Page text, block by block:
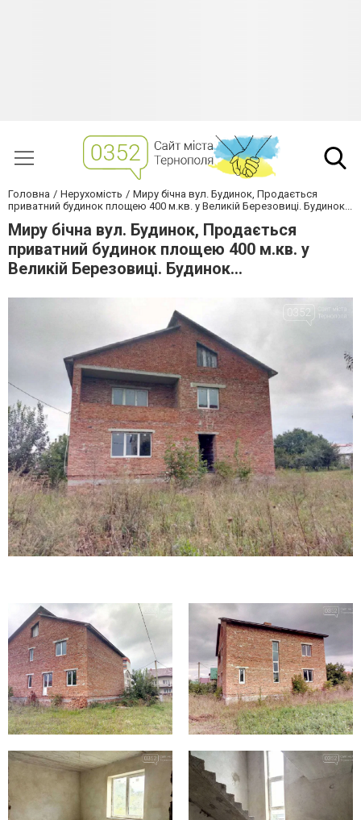
Головна Нерухомість
Миру бічна вул. Будинок, Продається
приватний будинок площею 400 м.кв. у Великій Березовиці. Будинок...
Миру бічна вул. Будинок, Продається
приватний будинок площею 400 м.кв. у
Великій Березовиці. Будинок...